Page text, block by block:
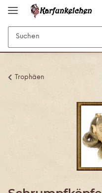
Trophäen